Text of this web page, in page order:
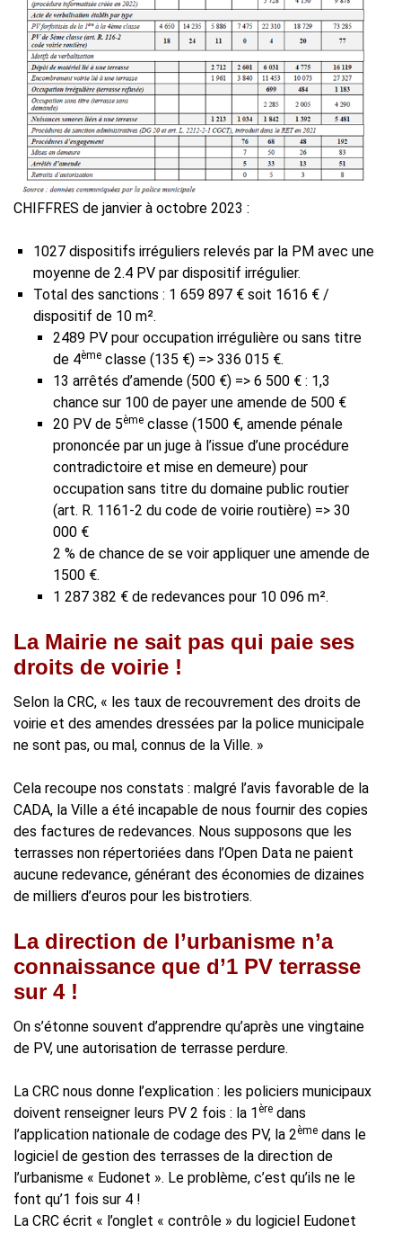
CHIFFRES de janvier à octobre 2023 :
1027 dispositifs irréguliers relevés par la PM avec une
moyenne de 2.4 PV par dispositif irrégulier.
Total des sanctions : 1 659 897 € soit 1616 € /
dispositif de 10 m².
2489 PV pour occupation irrégulière ou sans titre
de 4ème classe (135 €) => 336 015 €.
13 arrêtés d’amende (500 €) => 6 500 € : 1,3
chance sur 100 de payer une amende de 500 €
20 PV de 5ème classe (1500 €, amende pénale
prononcée par un juge à l’issue d’une procédure
contradictoire et mise en demeure) pour
occupation sans titre du domaine public routier
(art. R. 1161-2 du code de voirie routière) => 30
000 €
2 % de chance de se voir appliquer une amende de
1500 €.
1 287 382 € de redevances pour 10 096 m².
La Mairie ne sait pas qui paie ses
droits de voirie !
Selon la CRC, « les taux de recouvrement des droits de
voirie et des amendes dressées par la police municipale
ne sont pas, ou mal, connus de la Ville. »
Cela recoupe nos constats : malgré l’avis favorable de la
CADA, la Ville a été incapable de nous fournir des copies
des factures de redevances. Nous supposons que les
terrasses non répertoriées dans l’Open Data ne paient
aucune redevance, générant des économies de dizaines
de milliers d’euros pour les bistrotiers.
La direction de l’urbanisme n’a
connaissance que d’1 PV terrasse
sur 4 !
On s’étonne souvent d’apprendre qu’après une vingtaine
de PV, une autorisation de terrasse perdure.
La CRC nous donne l’explication : les policiers municipaux
doivent renseigner leurs PV 2 fois : la 1ère dans
l’application nationale de codage des PV, la 2ème dans le
logiciel de gestion des terrasses de la direction de
l’urbanisme « Eudonet ». Le problème, c’est qu’ils ne le
font qu’1 fois sur 4 !
La CRC écrit « l’onglet « contrôle » du logiciel Eudonet